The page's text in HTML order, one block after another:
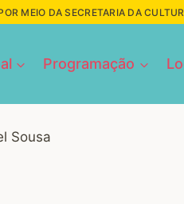
MEIO DA SECRETARIA DA
Programação